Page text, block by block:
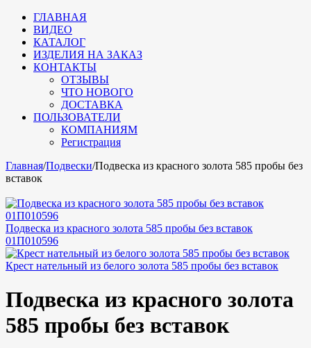
ГЛАВНАЯ
ВИДЕО
КАТАЛОГ
ИЗДЕЛИЯ НА ЗАКАЗ
КОНТАКТЫ
ОТЗЫВЫ
ЧТО НОВОГО
ДОСТАВКА
ПОЛЬЗОВАТЕЛИ
КОМПАНИЯМ
Регистрация
Главная/Подвески/Подвеска из красного золота 585 пробы без
вставок
Подвеска из красного золота 585 пробы без вставок
01П010596
Крест нательный из белого золота 585 пробы без вставок
Подвеска из красного золота
585 пробы без вставок